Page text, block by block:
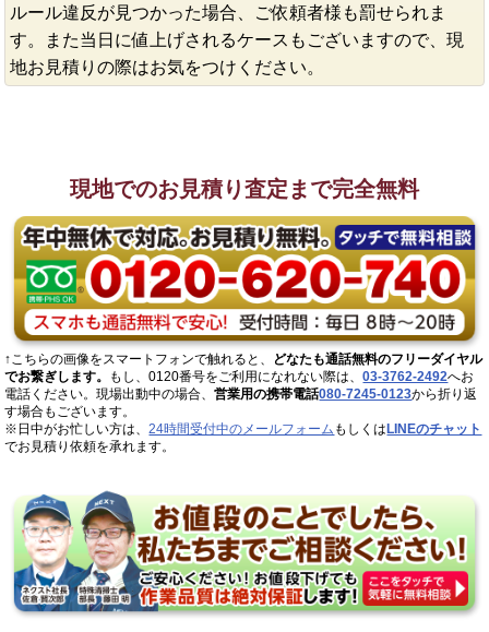
ルール違反が見つかった場合、ご依頼者様も罰せられま
す。また当日に値上げされるケースもございますので、現
地お見積りの際はお気をつけください。
現地でのお見積り査定まで完全無料
↑こちらの画像をスマートフォンで触れると、
どなたも通話無料のフリーダイヤル
でお繋ぎします。
もし、0120番号をご利用になれない際は、03-3762-2492へお
電話ください。現場出動中の場合、営業用の携帯電話080-7245-0123から折り返
す場合もございます。
※日中がお忙しい方は、24時間受付中のメールフォーム もしくは LINEのチャット
でお見積り依頼を承れます。